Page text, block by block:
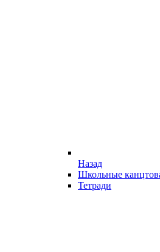
Назад
Школьные
Тетради